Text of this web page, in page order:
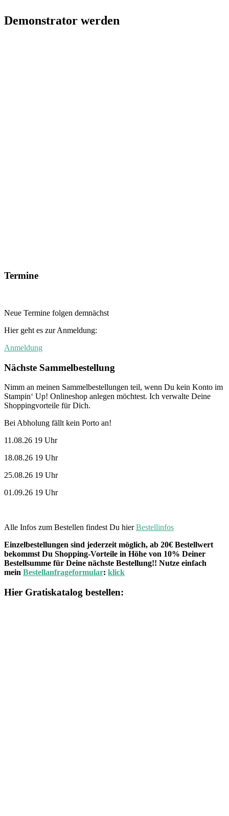
Demonstrator werden
Termine
Neue Termine folgen demnächst
Hier geht es zur Anmeldung:
Anmeldung
Nächste Sammelbestellung
Nimm an meinen Sammelbestellungen teil, wenn Du kein Konto im
Stampin‘ Up! Onlineshop anlegen möchtest. Ich verwalte Deine
Shoppingvorteile für Dich.
Bei Abholung fällt kein Porto an!
11.08.26 19 Uhr
18.08.26 19 Uhr
25.08.26 19 Uhr
01.09.26 19 Uhr
Alle Infos zum Bestellen findest Du hierBestellinfos
Einzelbestellungen sind jederzeit möglich, ab 20€ Bestellwert
bekommst Du Shopping-Vorteile in Höhe von 10% Deiner
Bestellsumme für Deine nächste Bestellung!! Nutze einfach
mein Bestellanfrageformular: klick
Hier Gratiskatalog bestellen: